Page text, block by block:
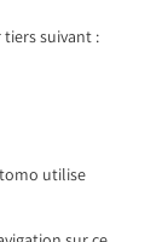
suivant :
utilise